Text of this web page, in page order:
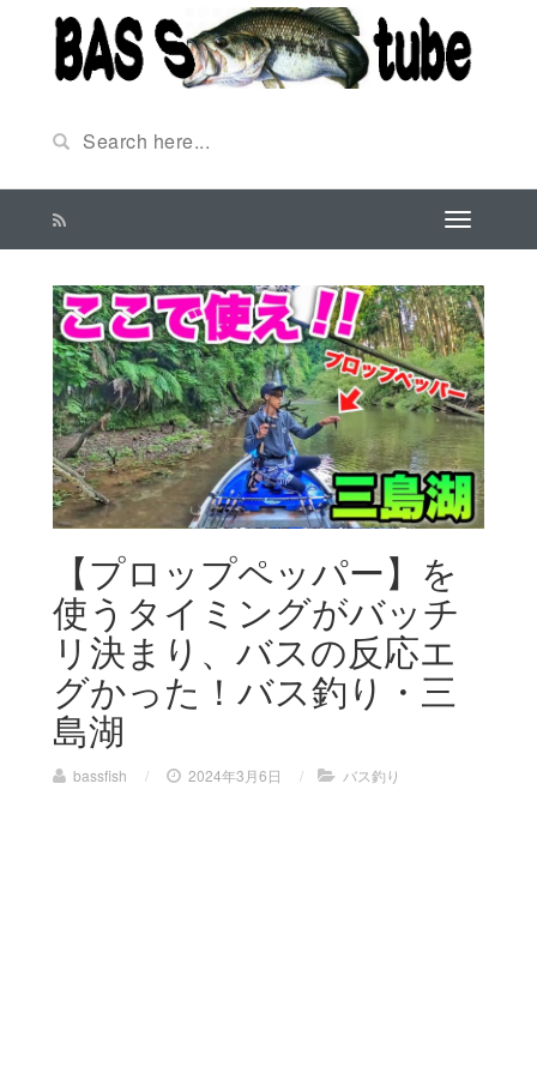
【プロップペッパー】を
使うタイミングがバッチ
リ決まり、バスの反応エ
グかった！バス釣り・三
島湖
bassfish / 2024年3月6日 / バス釣り